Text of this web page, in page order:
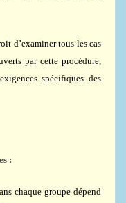
d’examiner tous les cas
par cette procédure,
spécifiques des
:
chaque groupe dépend